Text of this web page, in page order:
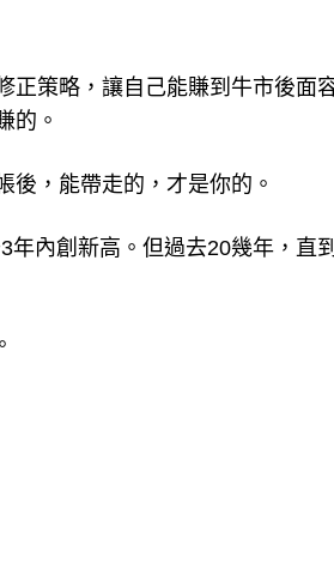
正策略，讓自己能賺到牛市後面
的。
後，能帶走的，才是你的。
年內創新高。但過去20幾年，直